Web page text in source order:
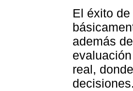
El éxito
además
real,